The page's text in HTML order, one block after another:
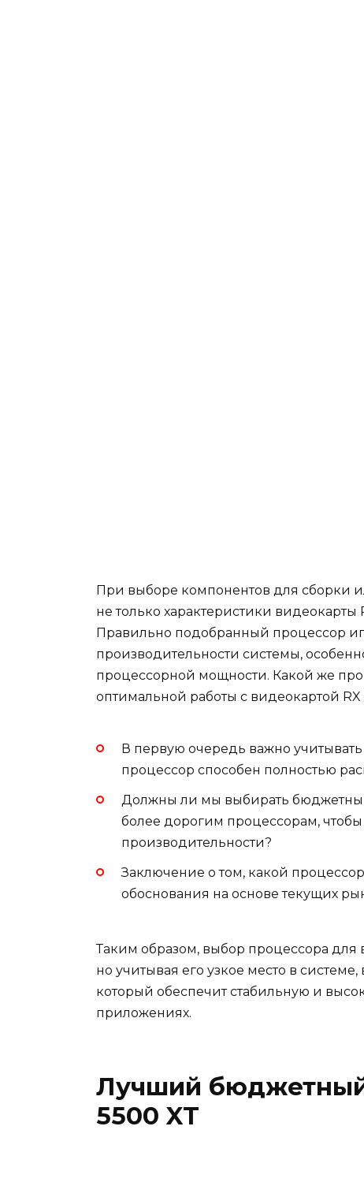
При выборе компонентов для сборки
не только характеристики
Правильно подобранный процессор
производительности системы,
процессорной мощности. Какой же
оптимальной работы с видеокартой RX
В первую очередь важно
процессор способен полностью
Должны ли мы выбирать
более дорогим процессорам,
производительности?
Заключение о том, какой
обоснования на основе текущих
Таким образом, выбор процессора для
но учитывая его узкое место в
который обеспечит стабильную и
приложениях.
Лучший
5500 XT